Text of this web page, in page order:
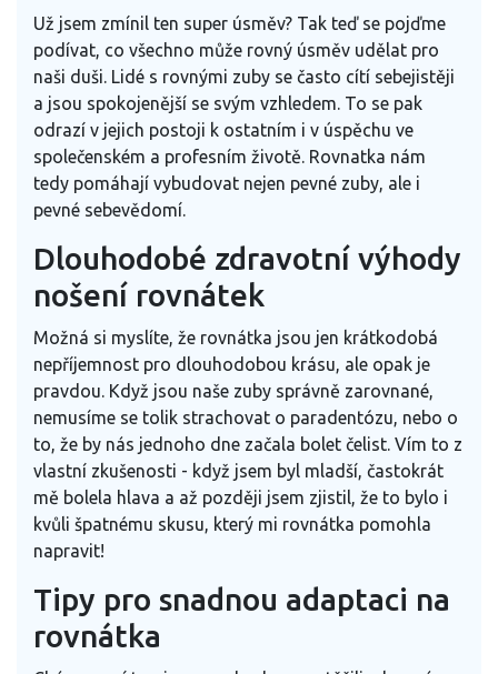
Už jsem zmínil ten super úsměv? Tak teď se pojďme
podívat, co všechno může rovný úsměv udělat pro
naši duši. Lidé s rovnými zuby se často cítí sebejistěji
a jsou spokojenější se svým vzhledem. To se pak
odrazí v jejich postoji k ostatním i v úspěchu ve
společenském a profesním životě. Rovnatka nám
tedy pomáhají vybudovat nejen pevné zuby, ale i
pevné sebevědomí.
Dlouhodobé zdravotní výhody
nošení rovnátek
Možná si myslíte, že rovnátka jsou jen krátkodobá
nepříjemnost pro dlouhodobou krásu, ale opak je
pravdou. Když jsou naše zuby správně zarovnané,
nemusíme se tolik strachovat o paradentózu, nebo o
to, že by nás jednoho dne začala bolet čelist. Vím to z
vlastní zkušenosti - když jsem byl mladší, častokrát
mě bolela hlava a až později jsem zjistil, že to bylo i
kvůli špatnému skusu, který mi rovnátka pomohla
napravit!
Tipy pro snadnou adaptaci na
rovnátka